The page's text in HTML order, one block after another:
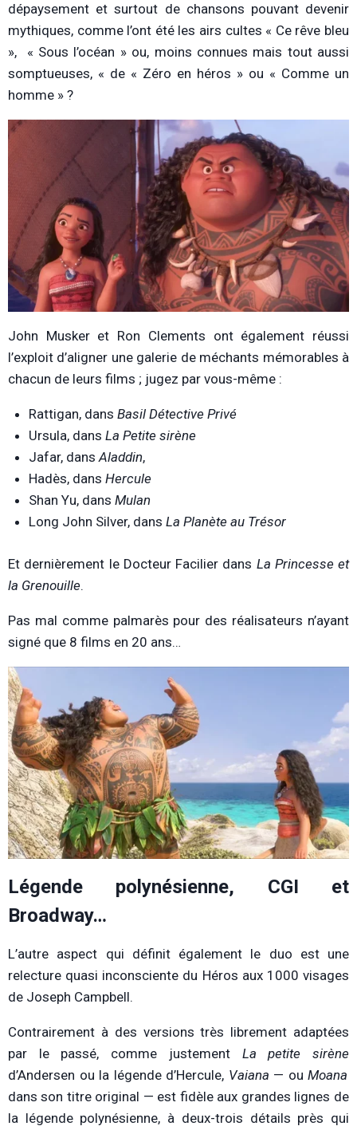
dépaysement et surtout de chansons pouvant devenir
mythiques, comme l’ont été les airs cultes « Ce rêve bleu
», « Sous l’océan » ou, moins connues mais tout aussi
somptueuses, « de « Zéro en héros » ou « Comme un
homme » ?
John Musker et Ron Clements ont également réussi
l’exploit d’aligner une galerie de méchants mémorables à
chacun de leurs films ; jugez par vous-même :
Rattigan, dans Basil Détective Privé
Ursula, dans La Petite sirène
Jafar, dansAladdin,
Hadès, dans Hercule
Shan Yu, dans Mulan
Long John Silver, dans La Planète au Trésor
Et dernièrement le Docteur Facilier dans La Princesse et
la Grenouille.
Pas mal comme palmarès pour des réalisateurs n’ayant
signé que 8 films en 20 ans…
Légende polynésienne, CGI et
Broadway…
L’autre aspect qui définit également le duo est une
relecture quasi inconsciente du Héros aux 1000 visages
de Joseph Campbell.
Contrairement à des versions très librement adaptées
par le passé, comme justement La petite sirène
d’Andersen ou la légende d’Hercule, Vaiana — ou Moana
dans son titre original — est fidèle aux grandes lignes de
la légende polynésienne, à deux-trois détails près qui